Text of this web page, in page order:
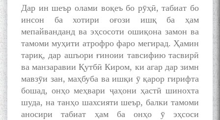
Дар ин шеър олами воқеъ бо рӯҳӣ, табиат бо
инсон ба хотири оғози ишқ ба ҳам
мепайванданд ва эҳсосоти ошиқона замон ва
тамоми муҳити атрофро фаро мегирад. Ҳамин
тариқ, дар ашъори ғиноии тавсифию тасвирӣ
ва манзаравии Қутбӣ Киром, ки агар дар зимн
мавзӯи зан, маҳбуба ва ишқи ӯ қарор гирифта
бошад, онҳо меҳвари ҷаҳони ҳастӣ шинохта
шуда, на танҳо шахсияти шеър, балки тамоми
аносири табиат ҳам ба онҳо ӯ эҳсоси
МУТАФАККИР ВА ОРИФИ
ЗАБОНУ АДАБИ ТОҶИК
به عبارت دیگر: گفتگو با مومن
قناعت Mumin Qanoat